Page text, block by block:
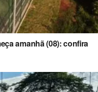
amanhã (08): confira